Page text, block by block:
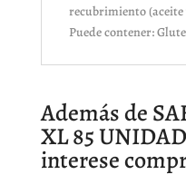
recubrimiento (aceite
Puede contener:
Además de
XL 85
interese